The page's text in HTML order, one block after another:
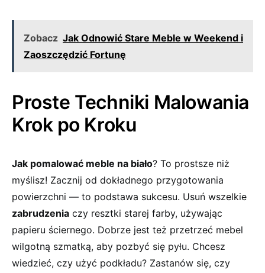
Zobacz Jak Odnowić Stare Meble w Weekend i
Zaoszczędzić Fortunę
Proste Techniki Malowania
Krok ⁣po Kroku
Jak pomalować meble na biało? To prostsze niż
myślisz!⁣ Zacznij od dokładnego ‌przygotowania​
powierzchni — to podstawa‍ sukcesu. Usuń wszelkie
zabrudzenia czy resztki starej farby, używając
papieru ściernego. Dobrze jest też przetrzeć mebel
⁢wilgotną szmatką, aby pozbyć się pyłu. Chcesz
wiedzieć, czy użyć ‌podkładu? Zastanów się, czy